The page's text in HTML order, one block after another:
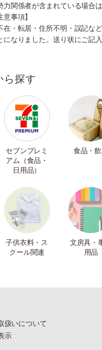
力関係者が含まれている場合
事項】
在・転居・住所不明・誤記な
になりました。送り状にご記
ら探す
セブンプレミ
アム（食品・
日用品）
食品・
子供衣料・ス
クール関連
文房具・
用品
扱いについて
示